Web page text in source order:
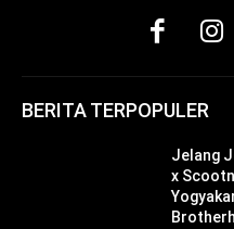
BERITA TERPOPULER
Jelang
x